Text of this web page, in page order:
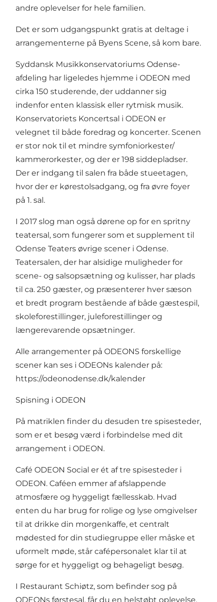
andre oplevelser for hele familien.
Det er som udgangspunkt gratis at deltage i
arrangementerne på Byens Scene, så kom bare.
Syddansk Musikkonservatoriums Odense-
afdeling har ligeledes hjemme i ODEON med
cirka 150 studerende, der uddanner sig
indenfor enten klassisk eller rytmisk musik.
Konservatoriets Koncertsal i ODEON er
velegnet til både foredrag og koncerter. Scenen
er stor nok til et mindre symfoniorkester/
kammerorkester, og der er 198 siddepladser.
Der er indgang til salen fra både stueetagen,
hvor der er kørestolsadgang, og fra øvre foyer
på 1. sal.
I 2017 slog man også dørene op for en spritny
teatersal, som fungerer som et supplement til
Odense Teaters øvrige scener i Odense.
Teatersalen, der har alsidige muligheder for
scene- og salsopsætning og kulisser, har plads
til ca. 250 gæster, og præsenterer hver sæson
et bredt program bestående af både gæstespil,
skoleforestillinger, juleforestillinger og
længerevarende opsætninger.
Alle arrangementer på ODEONS forskellige
scener kan ses i ODEONs kalender på:
https://odeonodense.dk/kalender
Spisning i ODEON
På matriklen finder du desuden tre spisesteder,
som er et besøg værd i forbindelse med dit
arrangement i ODEON.
Café ODEON Social er ét af tre spisesteder i
ODEON. Caféen emmer af afslappende
atmosfære og hyggeligt fællesskab. Hvad
enten du har brug for rolige og lyse omgivelser
til at drikke din morgenkaffe, et centralt
mødested for din studiegruppe eller måske et
uformelt møde, står cafépersonalet klar til at
sørge for et hyggeligt og behageligt besøg.
I Restaurant Schiøtz, som befinder sog på
ODEONs førstesal, får du en helstøbt oplevelse,